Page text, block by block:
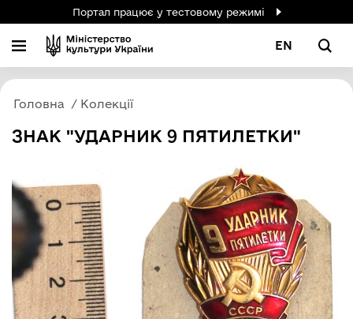
Портал працює у тестовому режимі
EN
Головна Колекції
ЗНАК "УДАРНИК 9 ПЯТИЛЕТКИ"